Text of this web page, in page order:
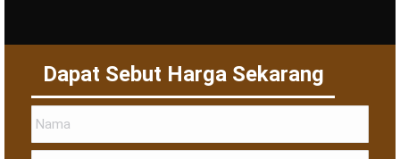
Dapat Sebut Harga Sekarang